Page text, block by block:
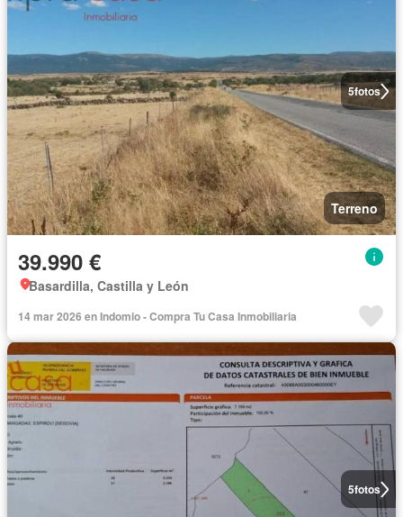
5fotos
Terreno
39.990 €
Basardilla, Castilla y León
14 mar 2026 en Indomio - Compra Tu Casa Inmobiliaria
5fotos